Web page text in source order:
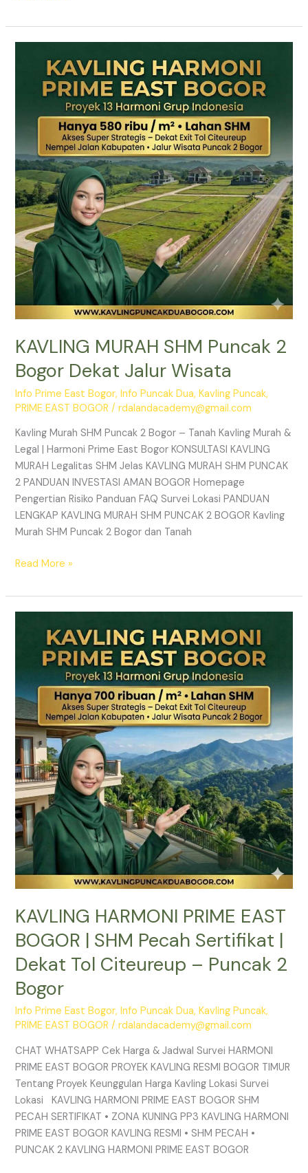
KAVLING MURAH SHM Puncak 2
Bogor Dekat Jalur Wisata
Info Prime East Bogor,Info Puncak Dua,Kavling Puncak,
PRIME EAST BOGOR /rdalandacademy@gmail.com
Kavling Murah SHM Puncak 2 Bogor – Tanah Kavling Murah &
Legal | Harmoni Prime East Bogor KONSULTASI KAVLING
MURAH Legalitas SHM Jelas KAVLING MURAH SHM PUNCAK
2 PANDUAN INVESTASI AMAN BOGOR Homepage
Pengertian Risiko Panduan FAQ Survei Lokasi PANDUAN
LENGKAP KAVLING MURAH SHM PUNCAK 2 BOGOR Kavling
Murah SHM Puncak 2 Bogor dan Tanah
Puncak
Jalur
Wisata
Read More »
KAVLING HARMONI PRIME EAST
BOGOR | SHM Pecah Sertifikat |
Dekat Tol Citeureup – Puncak 2
Bogor
Info Prime East Bogor,Info Puncak Dua,Kavling Puncak,
PRIME EAST BOGOR /rdalandacademy@gmail.com
CHAT WHATSAPP Cek Harga & Jadwal Survei HARMONI
PRIME EAST BOGOR PROYEK KAVLING RESMI BOGOR TIMUR
Tentang Proyek Keunggulan Harga Kavling Lokasi Survei
Lokasi KAVLING HARMONI PRIME EAST BOGOR SHM
PECAH SERTIFIKAT • ZONA KUNING PP3 KAVLING HARMONI
PRIME EAST BOGOR KAVLING RESMI • SHM PECAH •
PUNCAK 2 KAVLING HARMONI PRIME EAST BOGOR
HARMONI
BOGOR
|
SHM
Pecah
Sertifikat
|
Dekat
Tol
Citeureup
–
Puncak
2